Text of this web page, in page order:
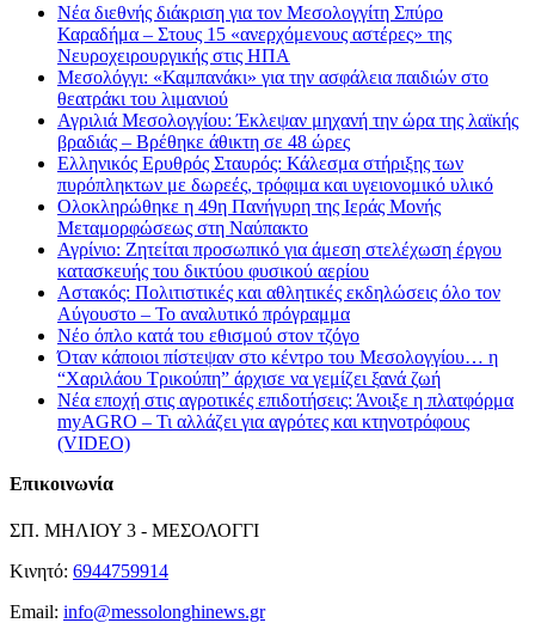
Νέα διεθνής διάκριση για τον Μεσολογγίτη Σπύρο
Καραδήμα – Στους 15 «ανερχόμενους αστέρες» της
Νευροχειρουργικής στις ΗΠΑ
Μεσολόγγι: «Καμπανάκι» για την ασφάλεια παιδιών στο
θεατράκι του λιμανιού
Αγριλιά Μεσολογγίου: Έκλεψαν μηχανή την ώρα της λαϊκής
βραδιάς – Βρέθηκε άθικτη σε 48 ώρες
Ελληνικός Ερυθρός Σταυρός: Κάλεσμα στήριξης των
πυρόπληκτων με δωρεές, τρόφιμα και υγειονομικό υλικό
Ολοκληρώθηκε η 49η Πανήγυρη της Ιεράς Μονής
Μεταμορφώσεως στη Ναύπακτο
Αγρίνιο: Ζητείται προσωπικό για άμεση στελέχωση έργου
κατασκευής του δικτύου φυσικού αερίου
Αστακός: Πολιτιστικές και αθλητικές εκδηλώσεις όλο τον
Αύγουστο – Το αναλυτικό πρόγραμμα
Νέο όπλο κατά του εθισμού στον τζόγο
Όταν κάποιοι πίστεψαν στο κέντρο του Μεσολογγίου… η
“Χαριλάου Τρικούπη” άρχισε να γεμίζει ξανά ζωή
Νέα εποχή στις αγροτικές επιδοτήσεις: Άνοιξε η πλατφόρμα
myAGRO – Τι αλλάζει για αγρότες και κτηνοτρόφους
(VIDEO)
Επικοινωνία
ΣΠ. ΜΗΛΙΟΥ 3 - ΜΕΣΟΛΟΓΓΙ
Κινητό: 6944759914
Email: info@messolonghinews.gr